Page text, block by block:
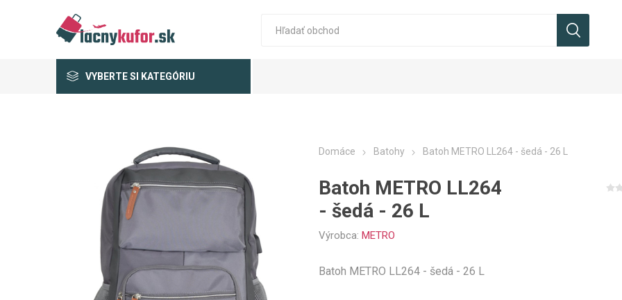
VYBERTE SI KATEGÓRIU
Domáce Batohy Batoh METRO LL264 - šedá - 26 L
Batoh METRO LL264
- šedá - 26 L
Výrobca: METRO
Batoh METRO LL264 - šedá - 26 L